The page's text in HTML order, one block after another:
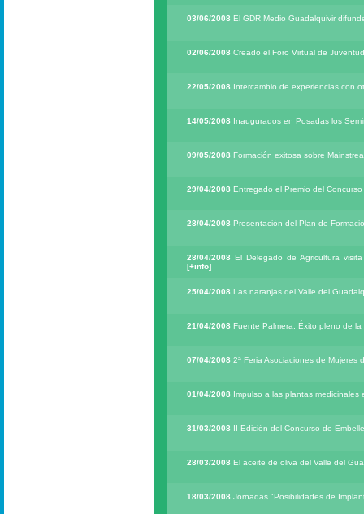
03/06/2008 El GDR Medio Guadalquivir
02/06/2008 Creado el Foro Virtual de
22/05/2008 Intercambio de experiencias con
14/05/2008 Inaugurados en Posadas los
09/05/2008 Formación exitosa sobre
29/04/2008 Entregado el Premio del
28/04/2008 Presentación del Plan de
28/04/2008 El Delegado de Agricultura
[+info]
25/04/2008 Las naranjas del Valle del
21/04/2008 Fuente Palmera: Éxito pleno de
07/04/2008 2ª Feria Asociaciones de Mujeres
01/04/2008 Impulso a las plantas
31/03/2008 II Edición del Concurso de
28/03/2008 El aceite de oliva del Valle del
18/03/2008 Jornadas "Posibilidades de